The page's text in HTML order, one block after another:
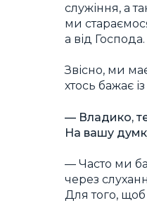
служіння, а
ми
а від Господа.
Звісно, ми
хтось бажає
— Владико,
На вашу
— Часто ми
через
Для того, щоб